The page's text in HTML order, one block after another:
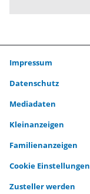
Impressum
Datenschutz
Mediadaten
Kleinanzeigen
Familienanzeigen
Cookie Einstellungen
Zusteller werden